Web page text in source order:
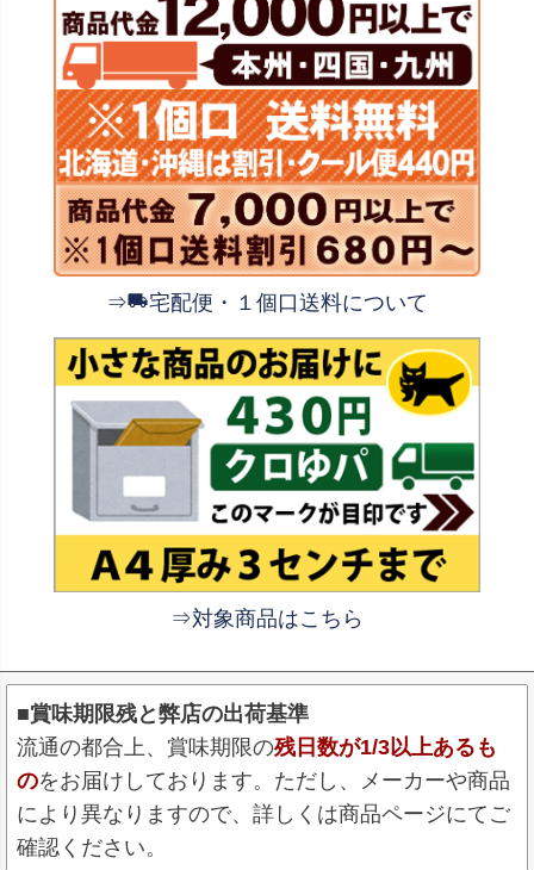
⇒ 宅配便・１個口送料について
⇒対象商品はこちら
■賞味期限残と弊店の出荷基準
流通の都合上、賞味期限の残日数が1/3以上あるも
のをお届けしております。ただし、メーカーや商品
により異なりますので、詳しくは商品ページにてご
確認ください。